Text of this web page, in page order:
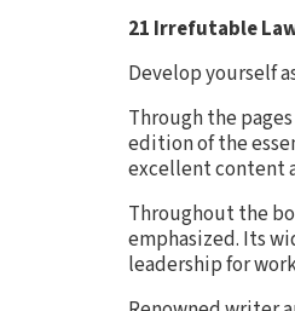
21 Irrefutable
Develop yourself
Through the
edition of the
excellent content
Throughout the
emphasized. Its
leadership for